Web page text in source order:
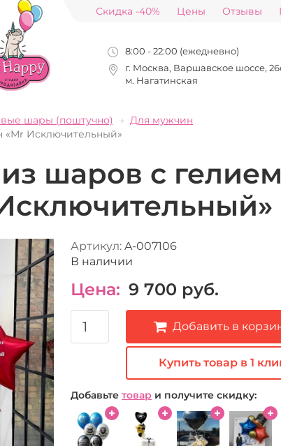
Скидка -40% Цены Отзывы
8:00 - 22:00 (ежедневно)
г. Москва, Варшавское шоссе,
м. Нагатинская
шары (поштучно)
Для мужчин
«Мr Исключительный»
шаров с
Артикул: A-007106
В наличии
Цена: 9 700 руб.
Добавить в
Купить товар в 1
Добавьте товар и получите скидку: